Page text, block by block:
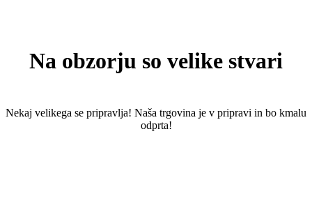
Na obzorju so velike stvari
Nekaj ​​velikega se pripravlja! Naša trgovina je v pripravi in ​​bo kmalu
odprta!